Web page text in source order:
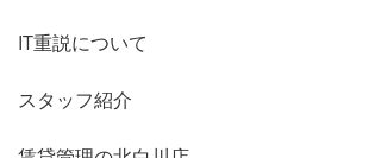
IT重説について
スタッフ紹介